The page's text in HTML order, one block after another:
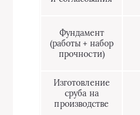
Фундамент
(работы + набор
прочности)
Изготовление
сруба на
производстве